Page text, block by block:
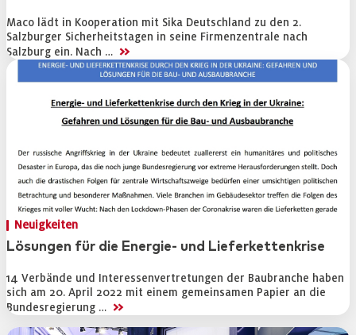
Maco lädt in Kooperation mit Sika Deutschland zu den 2.
Salzburger Sicherheitstagen in seine Firmenzentrale nach
Salzburg ein. Nach … >>
Neuigkeiten
Lösungen für die Energie- und Lieferkettenkrise
14 Verbände und Interessenvertretungen der Baubranche haben
sich am 20. April 2022 mit einem gemeinsamen Papier an die
Bundesregierung … >>